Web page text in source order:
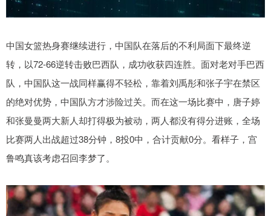
中国女篮热身赛继续进行，中国队在落后的不利局面下最终逆
转，以72-66逆转击败巴西队，成功收获四连胜。面对老对手巴西
队，中国队这一战同样赢得不轻松，靠着刘禹彤和张子宇在禁区
的绝对优势，中国队方才涉险过关。而在这一场比赛中，唐子婷
和张曼曼两大新人却打得极为被动，两人都没有得分进账，全场
比赛两人出战超过38分钟，8投0中，合计贡献0分。看样子，宫
鲁鸣真该考虑召回李梦了。